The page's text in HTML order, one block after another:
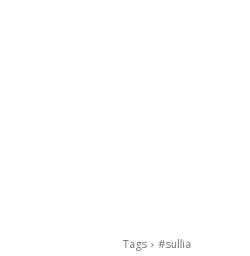
Tags #sullia